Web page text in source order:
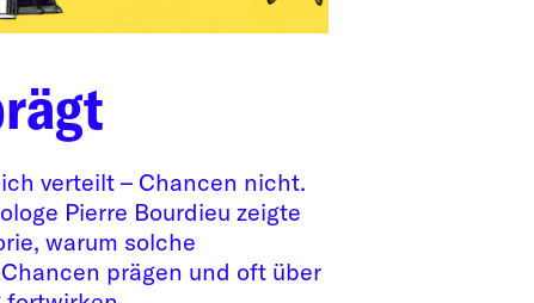
verteilt – Chancen nicht.
Pierre Bourdieu zeigte
warum solche
prägen und oft über